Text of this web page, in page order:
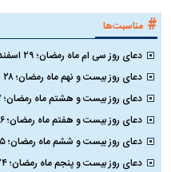
# مناسبت‌ها
دعای روز سی ام ماه رمضان؛ ۲۹ اسفند ۱۴۰۴
دعای روز بیست و نهم ماه رمضان؛ ۲۸ اسفند ۱۴۰۴
دعای روز بیست و هشتم ماه رمضان؛ ۲۷ اسفند ۱۴۰۴
دعای روز بیست و هفتم ماه رمضان؛ ۲۶ اسفند ۱۴۰۴
دعای روز بیست و ششم ماه رمضان؛ ۲۵ اسفند ۱۴۰۴
دعای روز بیست و پنجم ماه رمضان؛ ۲۴ اسفند ۱۴۰۴